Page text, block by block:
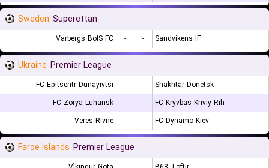
Sweden Superettan
Varbergs BoIS FC - - Sandvikens IF
Ukraine Premier League
FC Epitsentr Dunayivtsi - -
Shakhtar Donetsk
FC Zorya Luhansk
- -
FC Kryvbas Kriviy Rih
Veres Rivne
- - FC Dynamo Kiev
Faroe Islands Premier League